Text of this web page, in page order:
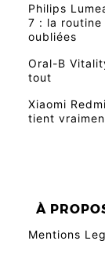
Philips
7 : la
oubliées
Oral-B
tout
Xiaomi
tient
À
Mentions